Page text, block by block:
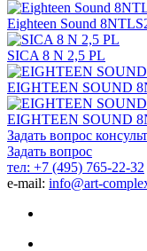
Eighteen Sound
SICA 8 N 2,5 PL
EIGHTEEN SOUND
EIGHTEEN SOUND
Задать вопрос
Задать вопрос
тел: +7 (495) 765-22-32
e-mail: info@art-